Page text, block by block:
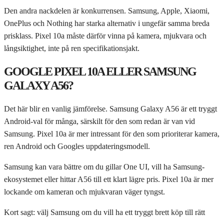
Den andra nackdelen är konkurrensen. Samsung, Apple, Xiaomi,
OnePlus och Nothing har starka alternativ i ungefär samma breda
prisklass. Pixel 10a måste därför vinna på kamera, mjukvara och
långsiktighet, inte på ren specifikationsjakt.
GOOGLE PIXEL 10A ELLER SAMSUNG
GALAXY A56?
Det här blir en vanlig jämförelse. Samsung Galaxy A56 är ett tryggt
Android-val för många, särskilt för den som redan är van vid
Samsung. Pixel 10a är mer intressant för den som prioriterar kamera,
ren Android och Googles uppdateringsmodell.
Samsung kan vara bättre om du gillar One UI, vill ha Samsung-
ekosystemet eller hittar A56 till ett klart lägre pris. Pixel 10a är mer
lockande om kameran och mjukvaran väger tyngst.
Kort sagt: välj Samsung om du vill ha ett tryggt brett köp till rätt